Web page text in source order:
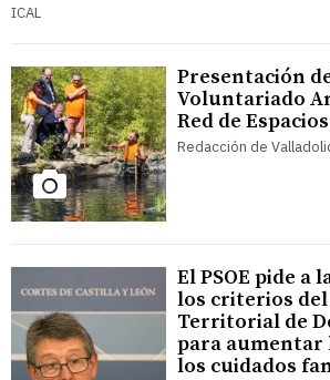
ICAL
Presentación
Voluntariado
Red de
Redacción de
El PSOE pide a
los criterios del
Territorial de
para aumentar
los cuidados